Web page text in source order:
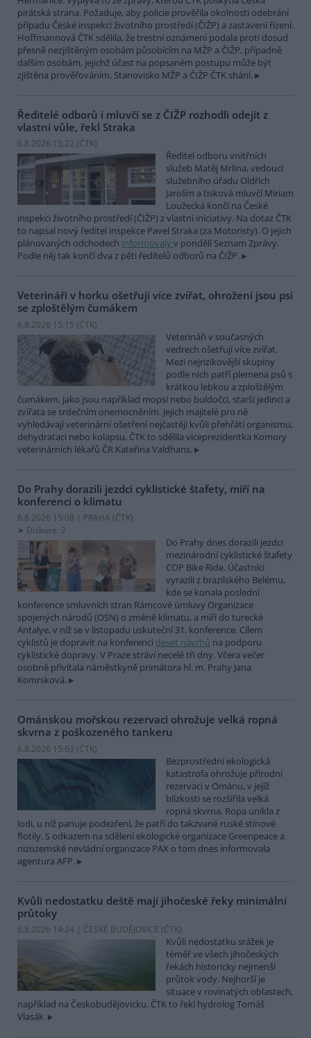
pirátská strana. Požaduje, aby policie prověřila okolnosti odebrání
případu České inspekci životního prostředí (ČIŽP) a zastavení řízení.
Hoffmannová ČTK sdělila, že trestní oznámení podala proti dosud
přesně nezjištěným osobám působícím na MŽP a ČIŽP, případně
dalším osobám, jejichž účast na popsaném postupu může být
zjištěna prověřováním. Stanovisko MŽP a ČIŽP ČTK shání.
Ředitelé odborů i mluvčí se z ČIŽP rozhodli odejít z
vlastní vůle, řekl Straka
6.8.2026 15:22 (ČTK)
Ředitel odboru vnitřních
služeb Matěj Mrlina, vedoucí
služebního úřadu Oldřich
Jarolím a tisková mluvčí Miriam
Loužecká končí na České
inspekci životního prostředí (ČIŽP) z vlastní iniciativy. Na dotaz ČTK
to napsal nový ředitel inspekce Pavel Straka (za Motoristy). O jejich
plánovaných odchodech informovaly v pondělí Seznam Zprávy.
Podle něj tak končí dva z pěti ředitelů odborů na ČIŽP.
Veterináři v horku ošetřují více zvířat, ohrožení jsou psi
se zploštělým čumákem
6.8.2026 15:15 (ČTK)
Veterináři v současných
vedrech ošetřují více zvířat.
Mezi nejrizikovější skupiny
podle nich patří plemena psů s
krátkou lebkou a zploštělým
čumákem, jako jsou například mopsi nebo buldočci, starší jedinci a
zvířata se srdečním onemocněním. Jejich majitelé pro ně
vyhledávají veterinární ošetření nejčastěji kvůli přehřátí organismu,
dehydrataci nebo kolapsu. ČTK to sdělila viceprezidentka Komory
veterinárních lékařů ČR Kateřina Valdhans.
Do Prahy dorazili jezdci cyklistické štafety, míří na
konferenci o klimatu
6.8.2026 15:08 | PRAHA (ČTK)
Diskuse: 2
Do Prahy dnes dorazili jezdci
mezinárodní cyklistické štafety
COP Bike Ride. Účastníci
vyrazili z brazilského Belému,
kde se konala poslední
konference smluvních stran Rámcové úmluvy Organizace
spojených národů (OSN) o změně klimatu, a míří do turecké
Antalye, v níž se v listopadu uskuteční 31. konference. Cílem
cyklistů je dopravit na konferenci deset návrhů na podporu
cyklistické dopravy. V Praze stráví necelé tři dny. Včera večer
osobně přivítala náměstkyně primátora hl. m. Prahy Jana
Komrsková.
Ománskou mořskou rezervaci ohrožuje velká ropná
skvrna z poškozeného tankeru
6.8.2026 15:03 (ČTK)
Bezprostřední ekologická
katastrofa ohrožuje přírodní
rezervaci v Ománu, v jejíž
blízkosti se rozšířila velká
ropná skvrna. Ropa unikla z
lodi, u níž panuje podezření, že patří do takzvané ruské stínové
flotily. S odkazem na sdělení ekologické organizace Greenpeace a
nizozemské nevládní organizace PAX o tom dnes informovala
agentura AFP.
Kvůli nedostatku deště mají jihočeské řeky minimální
průtoky
6.8.2026 14:24 | ČESKÉ BUDĚJOVICE (ČTK)
Kvůli nedostatku srážek je
téměř ve všech jihočeských
řekách historicky nejmenší
průtok vody. Nejhorší je
situace v rovinatých oblastech,
například na Českobudějovicku. ČTK to řekl hydrolog Tomáš
Vlasák.